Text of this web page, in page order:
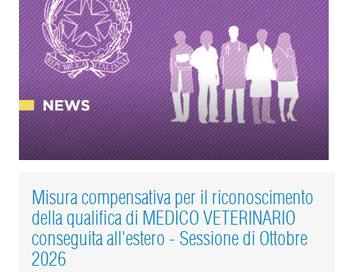
Misura compensativa per il riconoscimento
della qualifica di MEDICO VETERINARIO
conseguita all'estero - Sessione di Ottobre
2026